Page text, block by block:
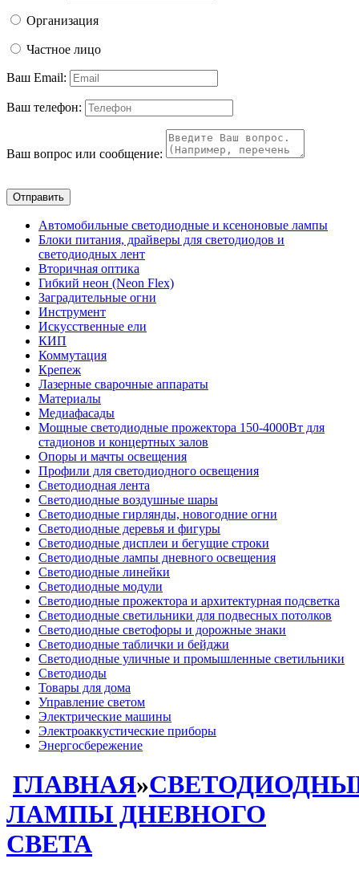
Организация
Частное лицо
Ваш Email:
Ваш телефон:
Ваш вопрос или сообщение:
Отправить
Автомобильные светодиодные и ксеноновые лампы
Блоки питания, драйверы для светодиодов и
светодиодных лент
Вторичная оптика
Гибкий неон (Neon Flex)
Заградительные огни
Инструмент
Искусственные ели
КИП
Коммутация
Крепеж
Лазерные сварочные аппараты
Материалы
Медиафасады
Мощные светодиодные прожектора 150-4000Вт для
стадионов и концертных залов
Опоры и мачты освещения
Профили для светодиодного освещения
Светодиодная лента
Светодиодные воздушные шары
Светодиодные гирлянды, новогодние огни
Светодиодные деревья и фигуры
Светодиодные дисплеи и бегущие строки
Светодиодные лампы дневного освещения
Светодиодные линейки
Светодиодные модули
Светодиодные прожектора и архитектурная подсветка
Светодиодные светильники для подвесных потолков
Светодиодные светофоры и дорожные знаки
Светодиодные таблички и бейджи
Светодиодные уличные и промышленные светильники
Светодиоды
Товары для дома
Управление светом
Электрические машины
Электроаккустические приборы
Энергосбережение
ГЛАВНАЯ»
ЛАМПЫ ДНЕВНОГО
СВЕТА